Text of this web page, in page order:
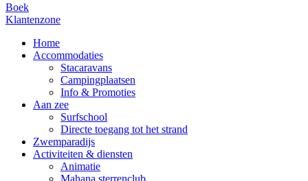
Boek
Klantenzone
Home
Accommodaties
Stacaravans
Campingplaatsen
Info & Promoties
Aan zee
Surfschool
Directe toegang tot het strand
Zwemparadijs
Activiteiten & diensten
Animatie
Mahana sterrenclub